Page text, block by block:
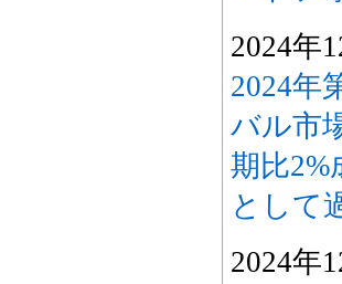
2024年
2024年
バル市
期比2%
として
2024年